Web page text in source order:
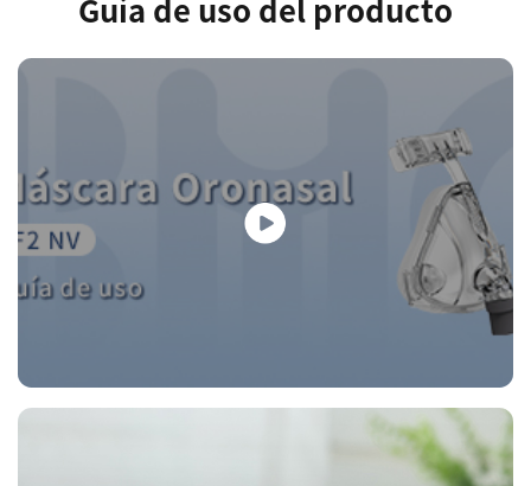
Guía de uso del producto